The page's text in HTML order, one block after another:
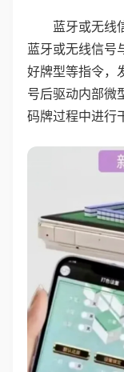
蓝牙或无线
蓝牙或无线信号
好牌型等指令，
号后驱动内部微
码牌过程中进行